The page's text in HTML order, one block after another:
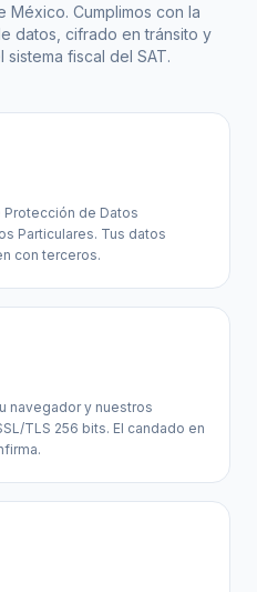
México. Cumplimos con la
datos, cifrado en tránsito y
fiscal del SAT.
Protección de Datos
Particulares. Tus datos
con terceros.
navegador y nuestros
TLS 256 bits. El candado en